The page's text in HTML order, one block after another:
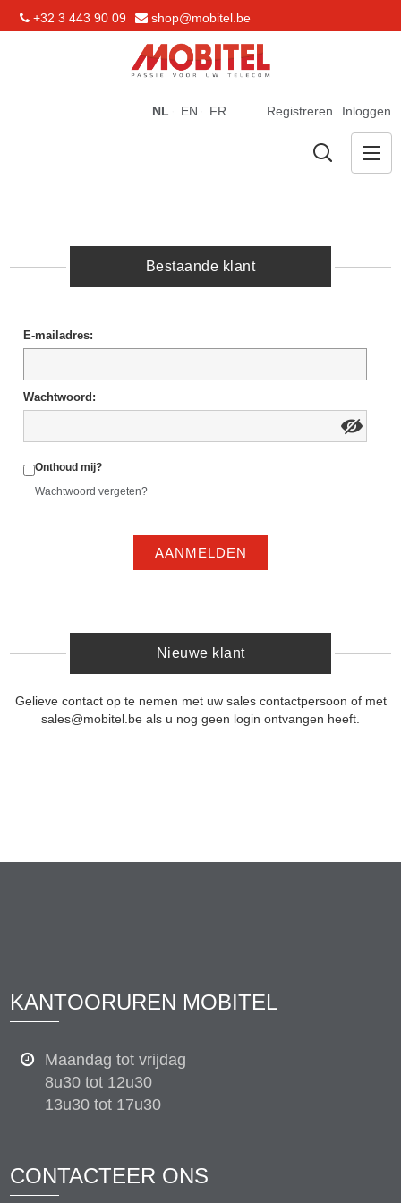
+32 3 443 90 09 shop@mobitel.be
Registreren Inloggen
NL EN FR
Bestaande klant
E-mailadres:
Wachtwoord:
Onthoud mij?
Wachtwoord vergeten?
AANMELDEN
Nieuwe klant
Gelieve contact op te nemen met uw sales contactpersoon of met
sales@mobitel.be als u nog geen login ontvangen heeft.
KANTOORUREN MOBITEL
Maandag tot vrijdag
8u30 tot 12u30
13u30 tot 17u30
CONTACTEER ONS